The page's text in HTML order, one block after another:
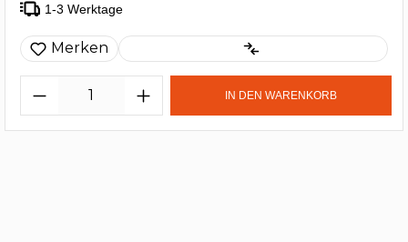
1-3 Werktage
Merken
IN DEN WARENKORB